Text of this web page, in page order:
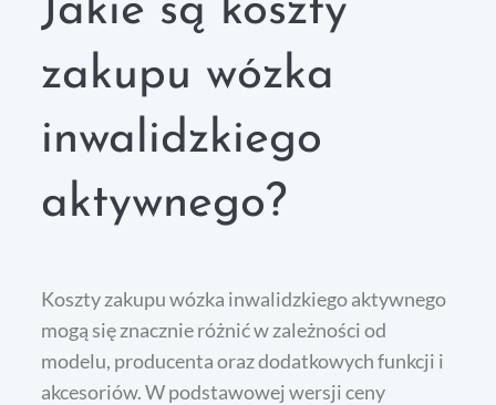
Jakie są koszty
zakupu wózka
inwalidzkiego
aktywnego?
Koszty zakupu wózka inwalidzkiego aktywnego
mogą się znacznie różnić w zależności od
modelu, producenta oraz dodatkowych funkcji i
akcesoriów. W podstawowej wersji ceny